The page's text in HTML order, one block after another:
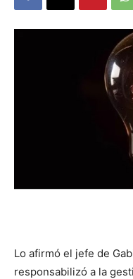
Lo afirmó el jefe de
responsabilizó a la